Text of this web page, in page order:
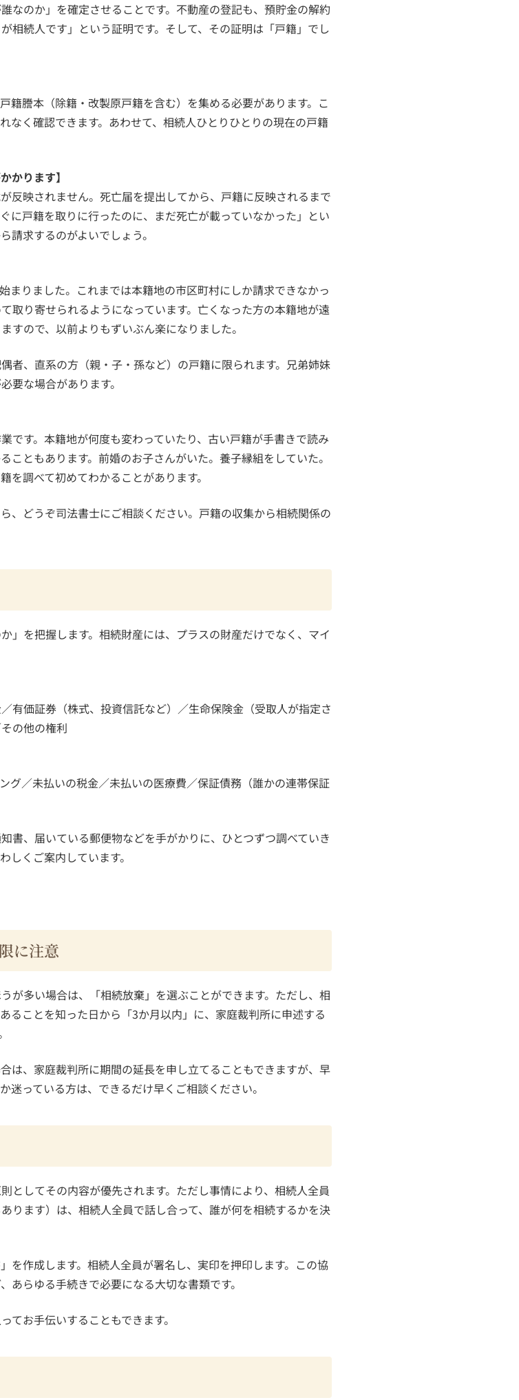
なのか」を確定させることです。不動産の登記も、預貯金の解約
相続人です」という証明です。そして、その証明は「戸籍」でし
籍謄本（除籍・改製原戸籍を含む）を集める必要があります。こ
なく確認できます。あわせて、相続人ひとりひとりの現在の戸籍
かります】
反映されません。死亡届を提出してから、戸籍に反映されるまで
に戸籍を取りに行ったのに、まだ死亡が載っていなかった」とい
請求するのがよいでしょう。
まりました。これまでは本籍地の市区町村にしか請求できなかっ
取り寄せられるようになっています。亡くなった方の本籍地が遠
すので、以前よりもずいぶん楽になりました。
者、直系の方（親・子・孫など）の戸籍に限られます。兄弟姉妹
要な場合があります。
です。本籍地が何度も変わっていたり、古い戸籍が手書きで読み
こともあります。前婚のお子さんがいた。養子縁組をしていた。
調べて初めてわかることがあります。
、どうぞ司法書士にご相談ください。戸籍の収集から相続関係の
」を把握します。相続財産には、プラスの財産だけでなく、マイ
有価証券（株式、投資信託など）／生命保険金（受取人が指定さ
の他の権利
グ／未払いの税金／未払いの医療費／保証債務（誰かの連帯保証
書、届いている郵便物などを手がかりに、ひとつずつ調べていき
しくご案内しています。
に注意
が多い場合は、「相続放棄」を選ぶことができます。ただし、相
ることを知った日から「3か月以内」に、家庭裁判所に申述する
は、家庭裁判所に期間の延長を申し立てることもできますが、早
迷っている方は、できるだけ早くご相談ください。
としてその内容が優先されます。ただし事情により、相続人全員
ります）は、相続人全員で話し合って、誰が何を相続するかを決
を作成します。相続人全員が署名し、実印を押印します。この協
らゆる手続きで必要になる大切な書類です。
てお手伝いすることもできます。